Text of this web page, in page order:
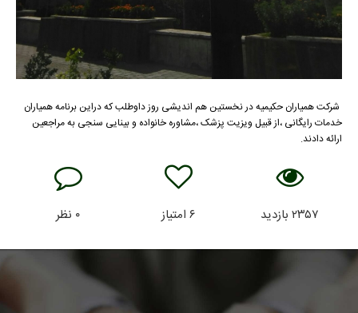
شرکت همیاران حکیمیه در نخستین هم اندیشی روز داوطلب که دراین برنامه همیاران
خدمات رایگانی ،از قبیل ویزیت پزشک ،مشاوره خانواده و بینایی سنجی به مراجعین
ارائه دادند.
۲۳۵۷بازدید ۶امتیاز ۰ نظر